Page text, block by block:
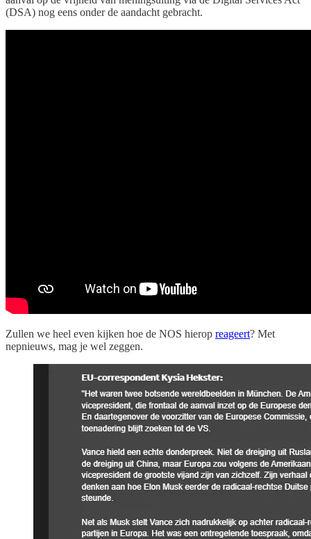
(DSA) nog eens onder de aandacht gebracht.
Zullen we heel even kijken hoe de NOS hierop reageert? Met
nepnieuws, mag je wel zeggen.